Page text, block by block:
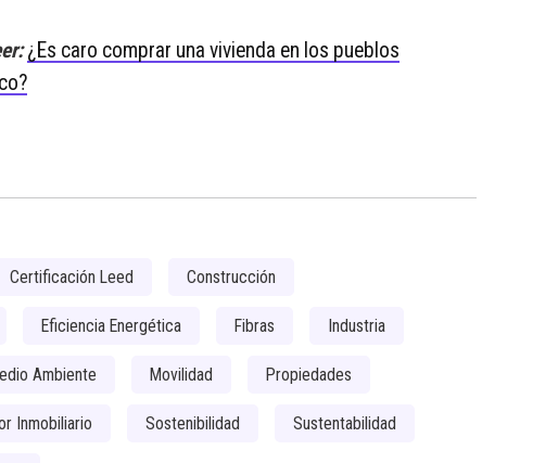
¿Es caro comprar una vivienda en los pueblos
Certificación Leed Construcción
Eficiencia Energética Fibras Industria
Ambiente Movilidad Propiedades
Inmobiliario Sostenibilidad Sustentabilidad